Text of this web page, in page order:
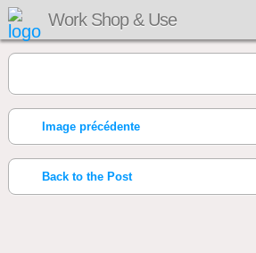
Work Shop & Use
Image précédente
Back to the Post